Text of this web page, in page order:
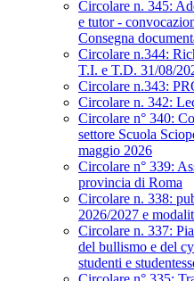
Circolare n. 345:
e tutor -
Consegna
Circolare n.344:
T.I. e T.D. 31/08/
Circolare n.343:
Circolare n. 342:
Circolare n° 340:
settore Scuola
maggio 2026
Circolare n° 339:
provincia di Roma
Circolare n. 338:
2026/2027 e
Circolare n. 337:
del bullismo e del
studenti e